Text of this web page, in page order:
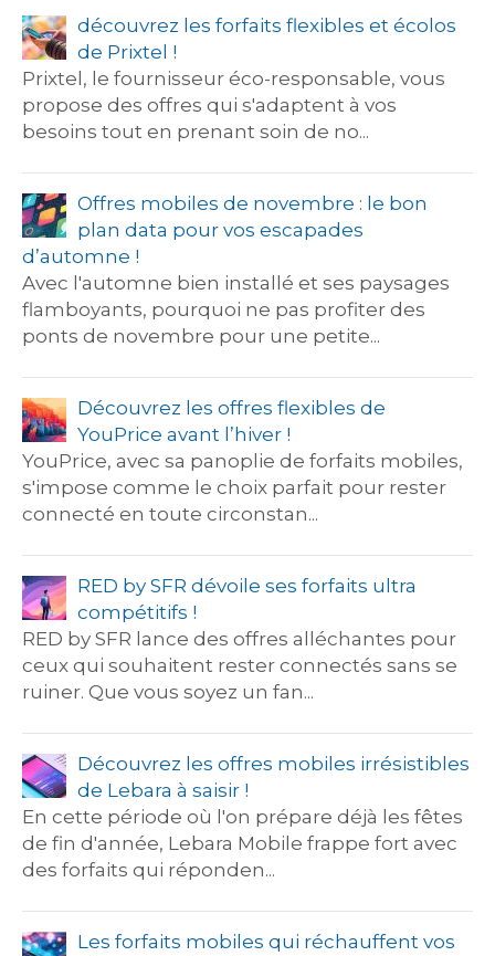
découvrez les forfaits flexibles et écolos
de Prixtel !
Prixtel, le fournisseur éco-responsable, vous
propose des offres qui s'adaptent à vos
besoins tout en prenant soin de no...
Offres mobiles de novembre : le bon
plan data pour vos escapades
d’automne !
Avec l'automne bien installé et ses paysages
flamboyants, pourquoi ne pas profiter des
ponts de novembre pour une petite...
Découvrez les offres flexibles de
YouPrice avant l’hiver !
YouPrice, avec sa panoplie de forfaits mobiles,
s'impose comme le choix parfait pour rester
connecté en toute circonstan...
RED by SFR dévoile ses forfaits ultra
compétitifs !
RED by SFR lance des offres alléchantes pour
ceux qui souhaitent rester connectés sans se
ruiner. Que vous soyez un fan...
Découvrez les offres mobiles irrésistibles
de Lebara à saisir !
En cette période où l'on prépare déjà les fêtes
de fin d'année, Lebara Mobile frappe fort avec
des forfaits qui réponden...
Les forfaits mobiles qui réchauffent vos